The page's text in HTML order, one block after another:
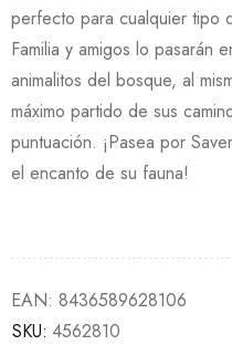
perfecto para cualquier tipo
Familia y amigos lo pasarán
animalitos del bosque, al
máximo partido de sus
puntuación. ¡Pasea por
el encanto de su fauna!
EAN: 8436589628106
SKU: 4562810